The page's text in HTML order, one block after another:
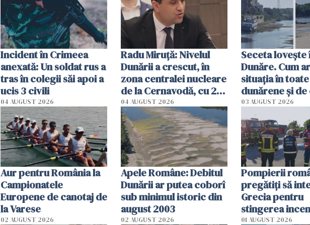
tracteze"
Incident în Crimeea
anexată: Un soldat rus a
tras în colegii săi apoi a
ucis 3 civili
04 AUGUST 2026
Radu Miruţă: Nivelul
Dunării a crescut, în
zona centralei nucleare
de la Cernavodă, cu 2
cm faţă de ziua trecută
04 AUGUST 2026
Seceta
Dunăre. Cum
situația în
dunărene și de
România
efectele, deși a
în iulie
03 AUGUST 2026
Aur pentru România la
Campionatele
Europene de canotaj de
la Varese
02 AUGUST 2026
Apele Române: Debitul
Dunării ar putea coborî
sub minimul istoric din
august 2003
02 AUGUST 2026
Pompierii
pregătiţi să
Grecia pentru
stingerea
01 AUGUST 2026